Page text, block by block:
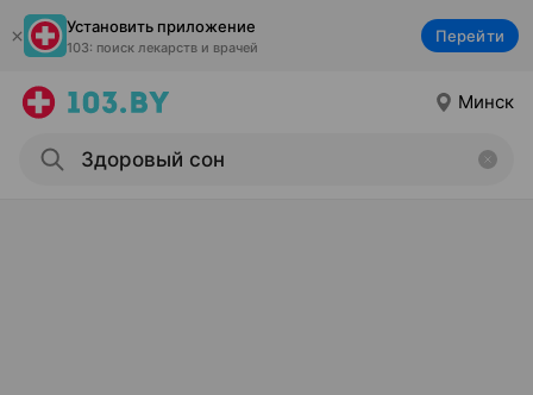
Установить приложение
103: поиск лекарств и врачей
Перейти
Минск